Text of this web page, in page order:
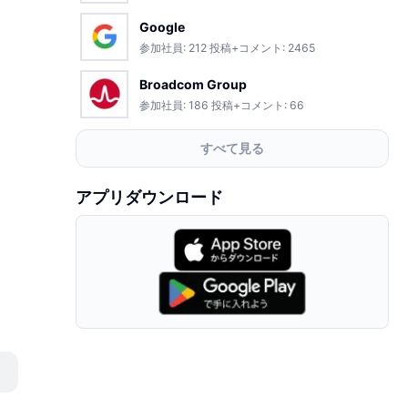
Google
参加社員: 212 投稿+コメント: 2465
Broadcom Group
参加社員: 186 投稿+コメント: 66
すべて見る
アプリダウンロード